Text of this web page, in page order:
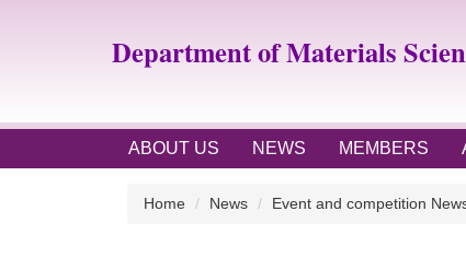
block
Department of Materials
ABOUT US NEWS MEMBERS
Home News Event and competition